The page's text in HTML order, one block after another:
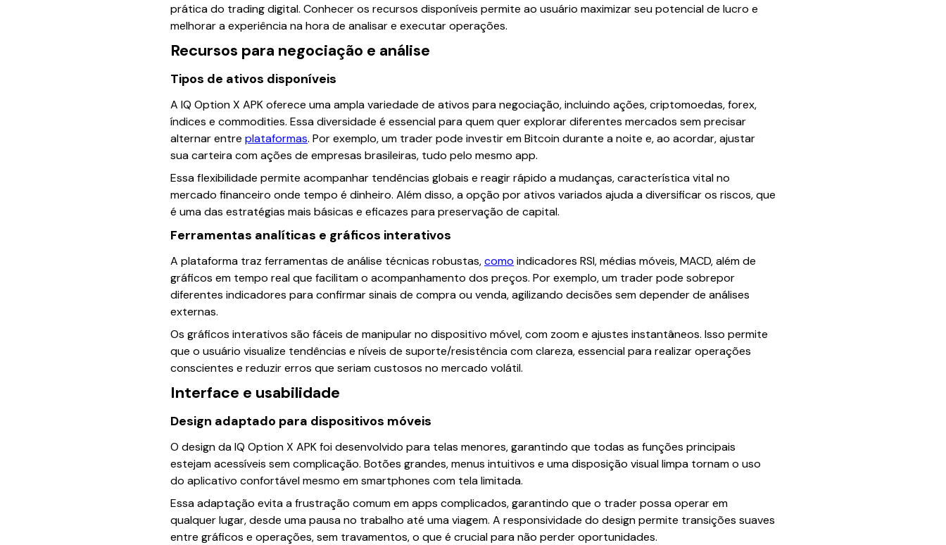
prática do trading digital. Conhecer os recursos disponíveis permite ao usuário maximizar seu potencial de lucro e
melhorar a experiência na hora de analisar e executar operações.
Recursos para negociação e análise
Tipos de ativos disponíveis
A IQ Option X APK oferece uma ampla variedade de ativos para negociação, incluindo ações, criptomoedas, forex,
índices e commodities. Essa diversidade é essencial para quem quer explorar diferentes mercados sem precisar
alternar entre plataformas. Por exemplo, um trader pode investir em Bitcoin durante a noite e, ao acordar, ajustar
sua carteira com ações de empresas brasileiras, tudo pelo mesmo app.
Essa flexibilidade permite acompanhar tendências globais e reagir rápido a mudanças, característica vital no
mercado financeiro onde tempo é dinheiro. Além disso, a opção por ativos variados ajuda a diversificar os riscos, que
é uma das estratégias mais básicas e eficazes para preservação de capital.
Ferramentas analíticas e gráficos interativos
A plataforma traz ferramentas de análise técnicas robustas,como indicadores RSI, médias móveis, MACD, além de
gráficos em tempo real que facilitam o acompanhamento dos preços. Por exemplo, um trader pode sobrepor
diferentes indicadores para confirmar sinais de compra ou venda, agilizando decisões sem depender de análises
externas.
Os gráficos interativos são fáceis de manipular no dispositivo móvel, com zoom e ajustes instantâneos. Isso permite
que o usuário visualize tendências e níveis de suporte/resistência com clareza, essencial para realizar operações
conscientes e reduzir erros que seriam custosos no mercado volátil.
Interface e usabilidade
Design adaptado para dispositivos móveis
O design da IQ Option X APK foi desenvolvido para telas menores, garantindo que todas as funções principais
estejam acessíveis sem complicação. Botões grandes, menus intuitivos e uma disposição visual limpa tornam o uso
do aplicativo confortável mesmo em smartphones com tela limitada.
Essa adaptação evita a frustração comum em apps complicados, garantindo que o trader possa operar em
qualquer lugar, desde uma pausa no trabalho até uma viagem. A responsividade do design permite transições suaves
entre gráficos e operações, sem travamentos, o que é crucial para não perder oportunidades.